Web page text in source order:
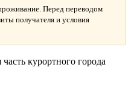
Перед переводом
получателя и условия
курортного города